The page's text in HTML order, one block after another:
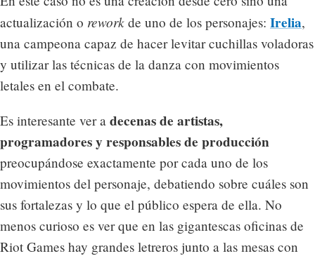
actualización o rework de uno de los personajes: Irelia,
una campeona capaz de hacer levitar cuchillas voladoras
y utilizar las técnicas de la danza con movimientos
letales en el combate.
Es interesante ver a decenas de artistas,
programadores y responsables de producción
preocupándose exactamente por cada uno de los
movimientos del personaje, debatiendo sobre cuáles son
sus fortalezas y lo que el público espera de ella. No
menos curioso es ver que en las gigantescas oficinas de
Riot Games hay grandes letreros junto a las mesas con